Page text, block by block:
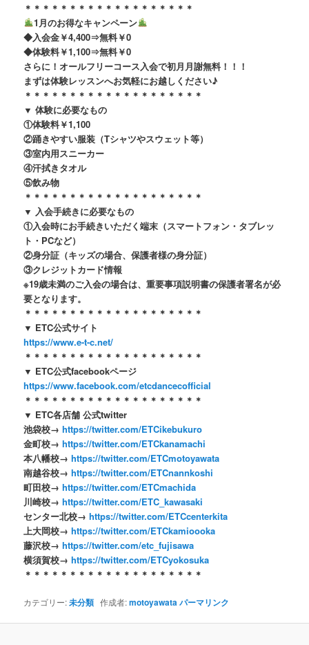
＊＊＊＊＊＊＊＊＊＊＊＊＊＊＊＊＊＊＊
1月のお得なキャンペーン
◆入会金￥4,400⇒無料￥0
◆体験料￥1,100⇒無料￥0
さらに！オールフリーコース入会で初月月謝無料！！！
まずは体験レッスンへお気軽にお越しください♪
＊＊＊＊＊＊＊＊＊＊＊＊＊＊＊＊＊＊＊＊
▼ 体験に必要なもの
①体験料￥1,100
②踊きやすい服装（Tシャツやスウェット等）
③室内用スニーカー
④汗拭きタオル
⑤飲み物
＊＊＊＊＊＊＊＊＊＊＊＊＊＊＊＊＊＊＊＊
▼ 入会手続きに必要なもの
①入会時にお手続きいただく端末（スマートフォン・タブレッ
ト・PCなど）
②身分証（キッズの場合、保護者様の身分証）
③クレジットカード情報
※19歳未満のご入会の場合は、重要事項説明書の保護者署名が必
要となります。
＊＊＊＊＊＊＊＊＊＊＊＊＊＊＊＊＊＊＊＊
▼ ETC公式サイト
https://www.e-t-c.net/
＊＊＊＊＊＊＊＊＊＊＊＊＊＊＊＊＊＊＊＊
▼ ETC公式facebookページ
https://www.facebook.com/etcdancecofficial
＊＊＊＊＊＊＊＊＊＊＊＊＊＊＊＊＊＊＊＊
▼ ETC各店舗 公式twitter
池袋校→https://twitter.com/ETCikebukuro
金町校→ https://twitter.com/ETCkanamachi
本八幡校→https://twitter.com/ETCmotoyawata
南越谷校→ https://twitter.com/ETCnannkoshi
町田校→https://twitter.com/ETCmachida
川崎校→https://twitter.com/ETC_kawasaki
センター北校→ https://twitter.com/ETCcenterkita
上大岡校→https://twitter.com/ETCkamioooka
藤沢校→https://twitter.com/etc_fujisawa
横須賀校→https://twitter.com/ETCyokosuka
＊＊＊＊＊＊＊＊＊＊＊＊＊＊＊＊＊＊＊＊
カテゴリー:未分類 作成者:motoyawataパーマリンク